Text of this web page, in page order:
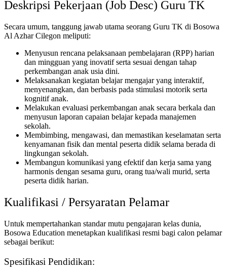
Deskripsi Pekerjaan (Job Desc) Guru TK
Secara umum, tanggung jawab utama seorang Guru TK di Bosowa
Al Azhar Cilegon meliputi:
Menyusun rencana pelaksanaan pembelajaran (RPP) harian
dan mingguan yang inovatif serta sesuai dengan tahap
perkembangan anak usia dini.
Melaksanakan kegiatan belajar mengajar yang interaktif,
menyenangkan, dan berbasis pada stimulasi motorik serta
kognitif anak.
Melakukan evaluasi perkembangan anak secara berkala dan
menyusun laporan capaian belajar kepada manajemen
sekolah.
Membimbing, mengawasi, dan memastikan keselamatan serta
kenyamanan fisik dan mental peserta didik selama berada di
lingkungan sekolah.
Membangun komunikasi yang efektif dan kerja sama yang
harmonis dengan sesama guru, orang tua/wali murid, serta
peserta didik harian.
Kualifikasi / Persyaratan Pelamar
Untuk mempertahankan standar mutu pengajaran kelas dunia,
Bosowa Education menetapkan kualifikasi resmi bagi calon pelamar
sebagai berikut:
Spesifikasi Pendidikan: